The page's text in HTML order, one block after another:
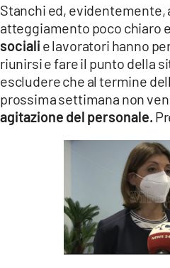
Stanchi ed, evidentemente,
atteggiamento poco chiaro e
sociali e lavoratori hanno
riunirsi e fare il punto della
escludere che al termine
prossima settimana non
agitazione del personale.